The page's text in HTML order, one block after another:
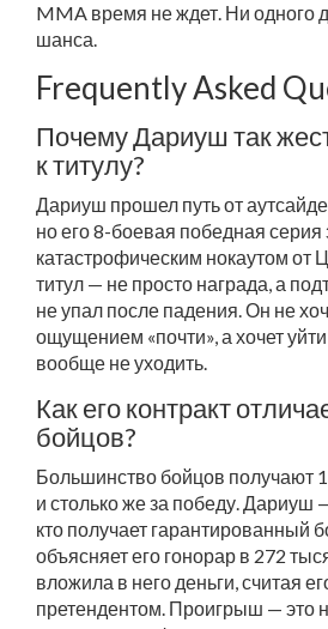
MMA время не ждет. Ни одного
шанса.
Frequently Asked
Почему Дариуш так
к титулу?
Дариуш прошел путь от
но его 8-боевая победная серия
катастрофическим нокаутом от
титул — не просто награда, а
не упал после падения. Он не
ощущением «почти», а хочет
вообще не уходить.
Как его контракт
бойцов?
Большинство бойцов получают
и столько же за победу. Дариуш
кто получает гарантированный
объясняет его гонорар в 272
вложила в него деньги, считая
претендентом. Проигрыш — это